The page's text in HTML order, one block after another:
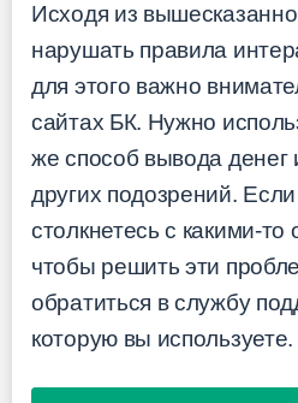
Исходя из
нарушать правила
для этого важно
сайтах БК. Нужно
же способ вывода денег
других подозрений.
столкнетесь с какими-
чтобы решить эти
обратиться в службу
которую вы используете.